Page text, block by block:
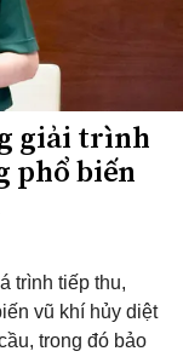
giải trình
phổ biến
trình tiếp thu,
vũ khí hủy diệt
trong đó bảo